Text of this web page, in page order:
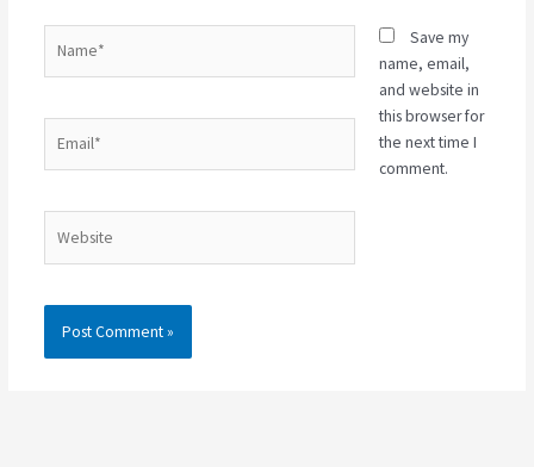
Save my
name, email,
and website in
this browser for
the next time I
comment.